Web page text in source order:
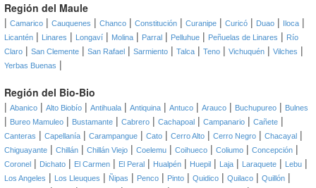
Región del Maule
| Camarico | Cauquenes | Chanco | Constitución | Curanipe | Curicó | Duao | Iloca |
Licantén | Linares | Longaví | Molina | Parral | Pelluhue | Peñuelas de Linares | Río
Claro | San Clemente | San Rafael | Sarmiento | Talca | Teno | Vichuquén | Vilches |
Yerbas Buenas |
Región del Bio-Bio
| Abanico | Alto Biobío | Antihuala | Antiquina | Antuco | Arauco | Buchupureo | Bulnes
| Bureo Mamuleo | Bustamante | Cabrero | Cachapoal | Campanario | Cañete |
Canteras | Capellanía | Carampangue | Cato | Cerro Alto | Cerro Negro | Chacayal |
Chiguayante | Chillán | Chillán Viejo | Coelemu | Coihueco | Coliumo | Concepción |
Coronel | Dichato | El Carmen | El Peral | Hualpén | Huepil | Laja | Laraquete | Lebu |
Los Angeles | Los Lleuques | Ñipas | Penco | Pinto | Quidico | Quilaco | Quillón |